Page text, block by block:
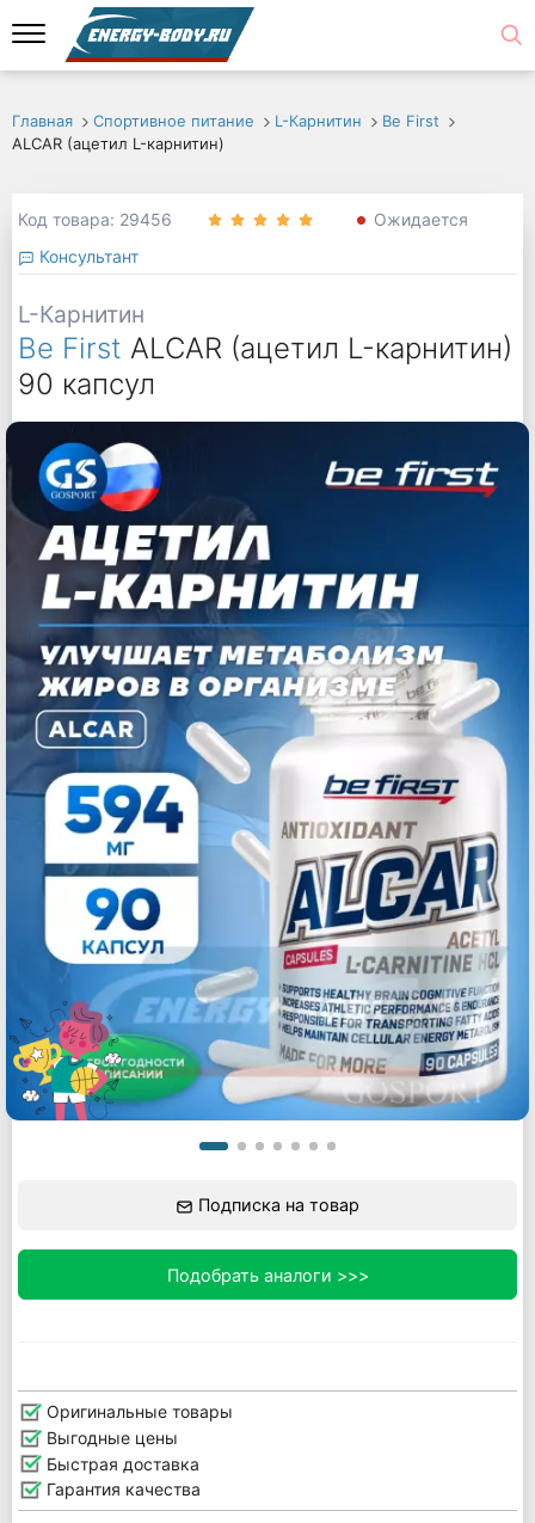
Главная Спортивное питание L-Карнитин
Be First
ALCAR (ацетил L-карнитин)
Код товара: 29456
Ожидается
Консультант
L-Карнитин
Be First ALCAR (ацетил L-карнитин)
90 капсул
Подписка на товар
Подобрать аналоги >>>
Оригинальные товары
Выгодные цены
Быстрая доставка
Гарантия качества